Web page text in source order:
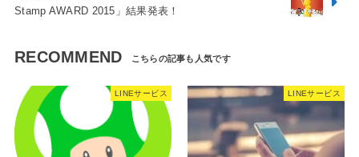
Stamp AWARD 2015」結果発表！
RECOMMEND
LINEサービス LINEサービス